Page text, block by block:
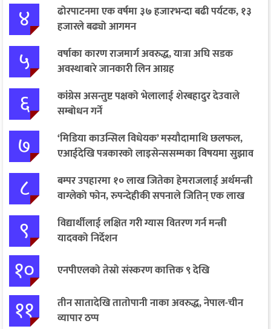
४
ढोरपाटनमा एक वर्षमा ३७ हजारभन्दा बढी पर्यटक, १३
हजारले बढ्यो आगमन
५
वर्षाका कारण राजमार्ग अवरुद्ध, यात्रा अघि सडक
अवस्थाबारे जानकारी लिन आग्रह
६
कांग्रेस असन्तुष्ट पक्षको भेलालाई शेरबहादुर देउवाले
सम्बोधन गर्ने
७
‘मिडिया काउन्सिल विधेयक’ मस्यौदामाथि छलफल,
एआईदेखि पत्रकारको लाइसेन्ससम्मका विषयमा सुझाव
८
बम्पर उपहारमा १० लाख जितेका हेमराजलाई अर्थमन्त्री
वाग्लेको फोन, रुपन्देहीकी सपनाले जितिन् एक लाख
९
विद्यार्थीलाई लक्षित गरी ग्यास वितरण गर्न मन्त्री
यादवको निर्देशन
१० एनपीएलको तेस्रो संस्करण कात्तिक ९ देखि
११
तीन सातादेखि तातोपानी नाका अवरुद्ध, नेपाल-चीन
व्यापार ठप्प